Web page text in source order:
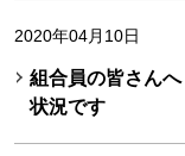
2020年04月10日
組合員の皆さん
状況です